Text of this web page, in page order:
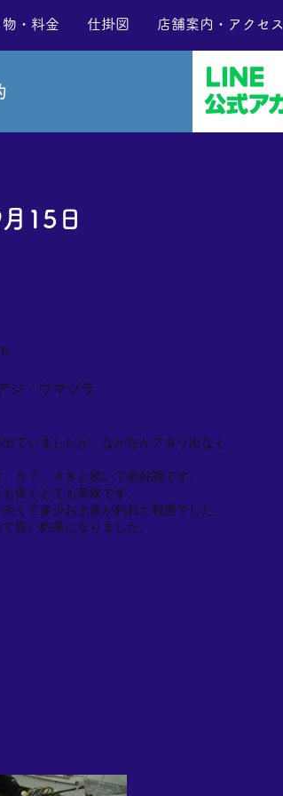
物・料金 仕掛図 店舗案内・アクセス
15日
ジ・ウマヅラ
ていましたが、なかなかアタリ出なく
５７、４８と続いて絶好調です。
良くとても美味です。
くて多少お土産が釣れた程度でした。
良い釣果になりました。